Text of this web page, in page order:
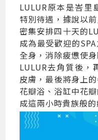
LULUR原本是峇里
特別待遇，據說以
密集安排四十天的
成為最受歡迎的
全身，消除疲憊使
LULUR去角質後，
皮膚，最後將身上
花瓣浴、浴缸中花
成這兩小時貴族般的